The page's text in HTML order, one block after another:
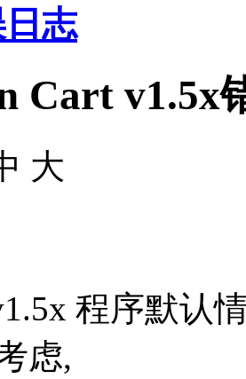
志
Cart v1.5x
大
程序默认
虑,